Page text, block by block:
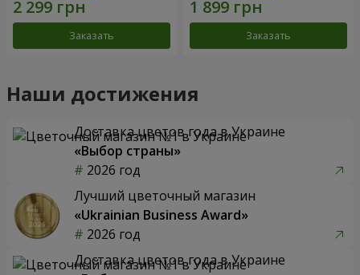
Заказать Заказать
Наши достижения
Доставка цветов года в Украине
«Выбор страны»
2026 год
Лучший цветочный магазин
«Ukrainian Business Award»
2026 год
Доставка цветов года в Украине